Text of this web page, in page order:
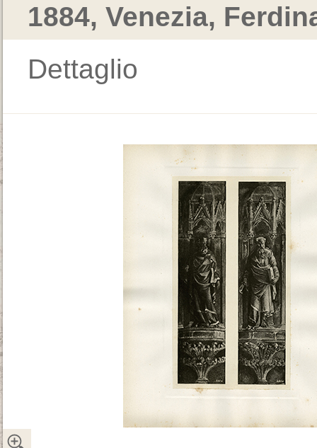
1884, Venezia,
Dettaglio